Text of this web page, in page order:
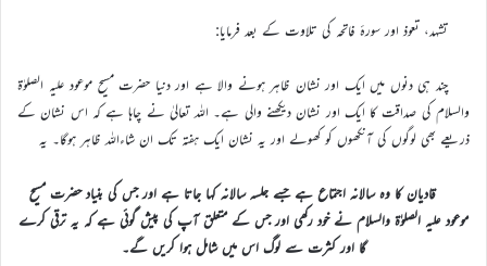
تشہد، تعوذ اور سورۂ فاتحہ کی تلاوت کے بعد فرمایا:
چند ہی دنوں میں ایک اور نشان ظاہر ہونے والا ہے اور دنیا حضرت مسیح موعود علیہ الصلوٰۃ
والسلام کی صداقت کا ایک اور نشان دیکھنے والی ہے۔ اللہ تعالیٰ نے چاہا ہے کہ اس نشان کے
ذریعے بھی لوگوں کی آنکھوں کو کھولے اور یہ نشان ایک ہفتہ تک ان شاءاللہ ظاہر ہوگا۔ یہ
قادیان کا وہ سالانہ اجتماع ہے جسے جلسہ سالانہ کہا جاتا ہے اور جس کی بنیاد حضرت مسیح
موعود علیہ الصلوٰۃ والسلام نے خود رکھی اور جس کے متعلق آپ کی پیش گوئی ہے کہ یہ ترقی کرے
گا اور کثرت سے لوگ اس میں شامل ہوا کریں گے۔